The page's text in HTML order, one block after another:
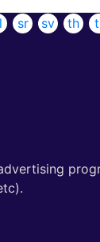
sr sv th